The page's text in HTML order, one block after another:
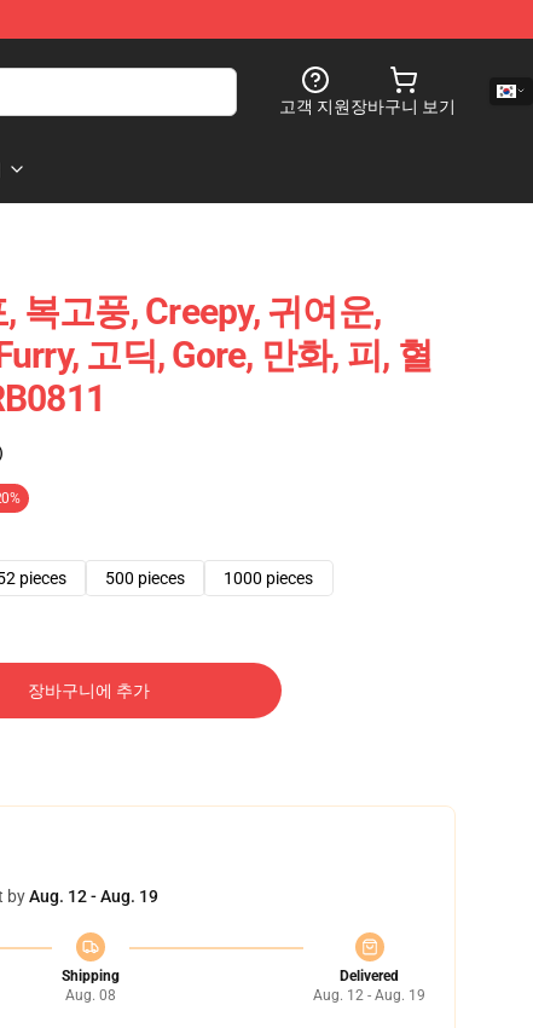
고객 지원장바구니 보기
복고풍, Creepy, 귀여운,
고딕, Gore, 만화, 피, 혈
pieces 500 pieces 1000 pieces
장바구니에 추가
byAug. 12 - Aug. 19
Shipping
Aug. 08
Delivered
Aug. 12 - Aug. 19